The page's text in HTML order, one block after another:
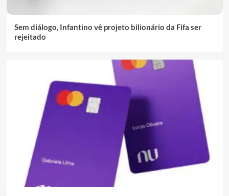
Sem diálogo, Infantino vê projeto bilionário da Fifa ser
rejeitado